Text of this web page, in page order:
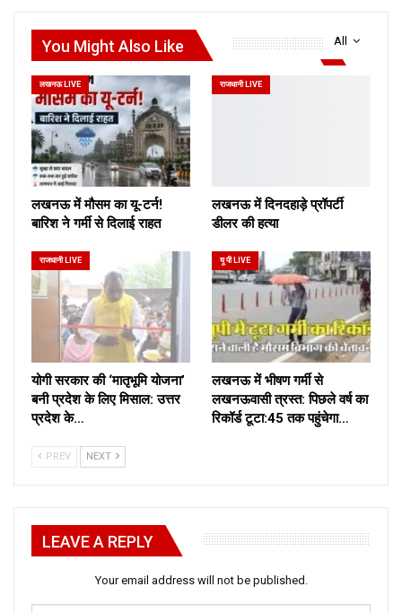
All
You Might Also Like
लखनऊ LIVE
लखनऊ में मौसम का यू-टर्न!
बारिश ने गर्मी से दिलाई राहत
राजधानी LIVE
लखनऊ में दिनदहाड़े प्रॉपर्टी
डीलर की हत्या
राजधानी LIVE
योगी सरकार की ‘मातृभूमि योजना’
बनी प्रदेश के लिए मिसाल: उत्तर
प्रदेश के…
यू पी LIVE
लखनऊ में भीषण गर्मी से
लखनऊवासी त्रस्त: पिछले वर्ष का
रिकॉर्ड टूटा:45 तक पहुंचेगा…
PREV NEXT
LEAVE A REPLY
Your email address will not be published.